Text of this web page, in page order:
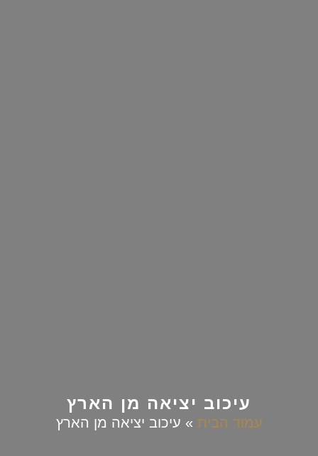
עיכוב יציאה מן הארץ
עמוד הבית » עיכוב יציאה מן הארץ